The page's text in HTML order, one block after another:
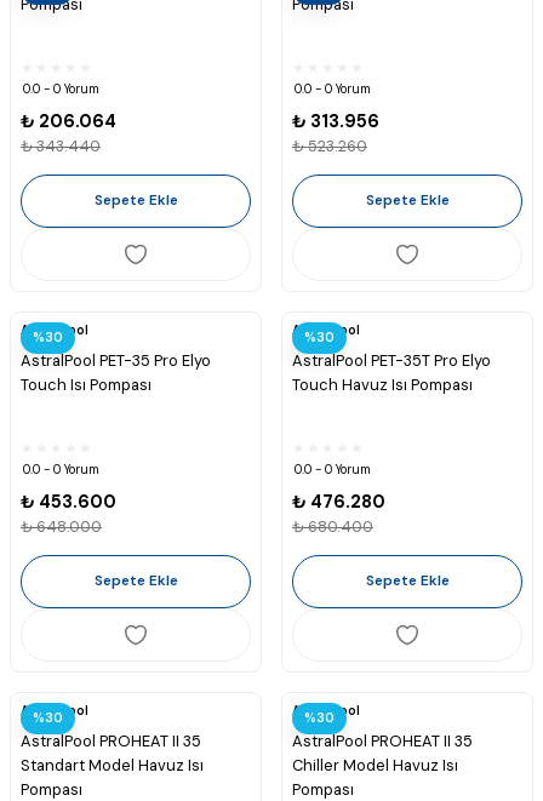
Pompası
0.0 - 0 Yorum
₺ 206.064
₺ 343.440
Sepete Ekle
Pompası
0.0 - 0 Yorum
₺ 313.956
₺ 523.260
Sepete Ekle
%30
Astralpool
AstralPool PET-35 Pro Elyo
Touch Isı Pompası
0.0 - 0 Yorum
₺ 453.600
₺ 648.000
Sepete Ekle
%30
Astralpool
AstralPool PET-35T Pro Elyo
Touch Havuz Isı Pompası
0.0 - 0 Yorum
₺ 476.280
₺ 680.400
Sepete Ekle
%30
Astralpool
AstralPool PROHEAT II 35
Standart Model Havuz Isı
Pompası
%30
Astralpool
AstralPool PROHEAT II 35
Chiller Model Havuz Isı
Pompası